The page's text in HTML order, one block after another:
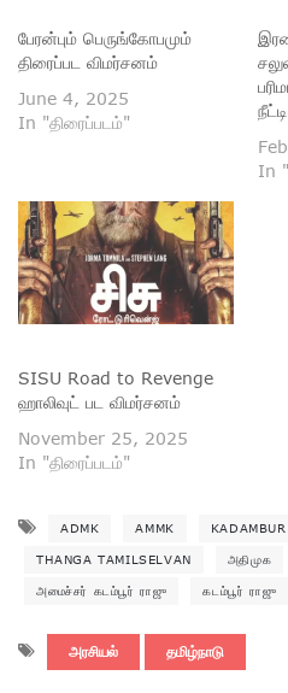
பேரன்பும் பெருங்கோபமும்
திரைப்பட விமர்சனம்
June 4, 2025
In "திரைப்படம்"
In
SISU Road to Revenge
ஹாலிவுட் பட விமர்சனம்
November 25, 2025
In "திரைப்படம்"
ADMK AMMK
THANGA TAMILSELVAN அதிமுக
அமைச்சர் கடம்பூர் ராஜு கடம்பூர் ராஜு
அரசியல் தமிழ்நாடு